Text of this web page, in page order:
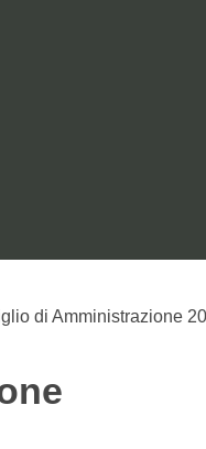
di Amministrazione